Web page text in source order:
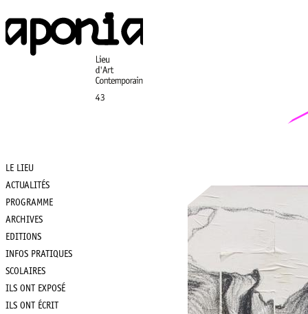
au
contenu
principal
Main
navigation
LE LIEU
ACTUALITÉS
PROGRAMME
ARCHIVES
EDITIONS
INFOS PRATIQUES
SCOLAIRES
ILS ONT EXPOSÉ
ILS ONT ÉCRIT